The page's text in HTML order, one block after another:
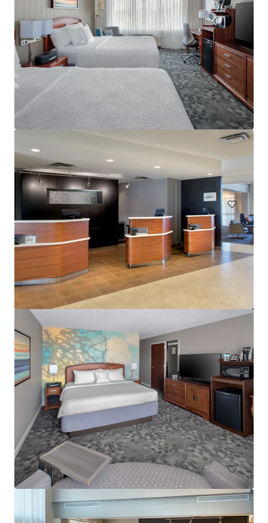
283 New Jersey 17, Hasbrouck Heights, NJ, 07604, US
ホテル＆ホスピタリティ
Courtyard Wall Township Jersey Shore
1302 Campus Parkway, Wall Township, NJ, 07727, US
113 単位
ホテル＆ホスピタリティ